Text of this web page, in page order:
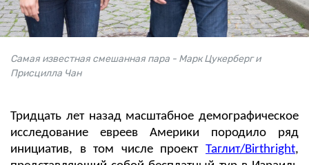
Самая известная смешанная пара - Марк Цукерберг и
Присцилла Чан
Тридцать лет назад масштабное демографическое
исследование евреев Америки породило ряд
инициатив, в том числе проект Таглит/Birthright,